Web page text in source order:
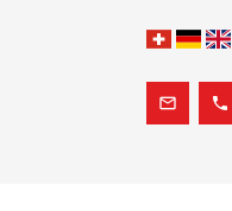
mail_outline phone